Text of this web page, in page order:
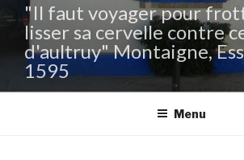
"Il faut voyager pour
lisser sa cervelle contre
d'aultruy" Montaigne,
1595
Menu